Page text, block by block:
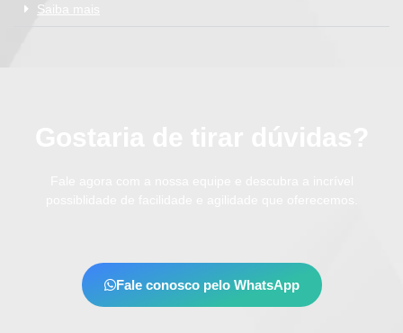
Saiba mais
Fale conosco pelo WhatsApp